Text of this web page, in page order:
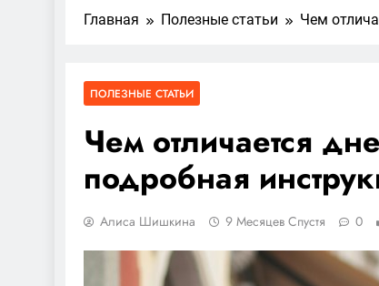
Главная Полезные статьи Чем
ПОЛЕЗНЫЕ СТАТЬИ
Чем отличается
подробная
Алиса Шишкина 9 Месяцев Спустя 0